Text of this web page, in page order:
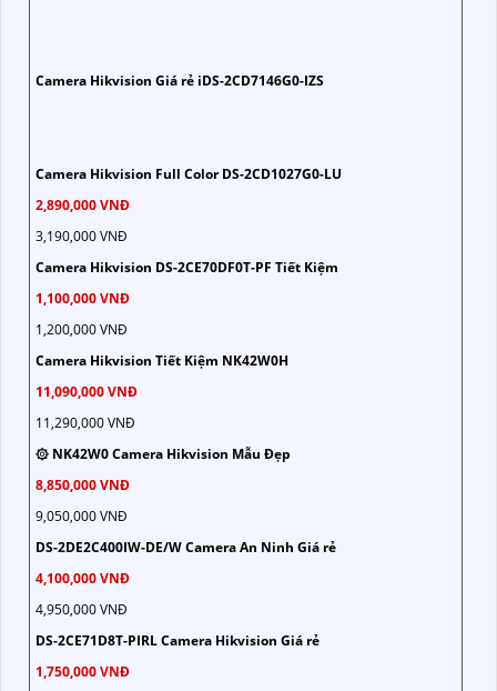
Camera Hikvision Giá rẻ iDS-2CD7146G0-IZS
Camera Hikvision Full Color DS-2CD1027G0-LU
2,890,000 VNĐ
3,190,000 VNĐ
Camera Hikvision DS-2CE70DF0T-PF Tiết Kiệm
1,100,000 VNĐ
1,200,000 VNĐ
Camera Hikvision Tiết Kiệm NK42W0H
11,090,000 VNĐ
11,290,000 VNĐ
۞ NK42W0 Camera Hikvision Mẫu Đẹp
8,850,000 VNĐ
9,050,000 VNĐ
DS-2DE2C400IW-DE/W Camera An Ninh Giá rẻ
4,100,000 VNĐ
4,950,000 VNĐ
DS-2CE71D8T-PIRL Camera Hikvision Giá rẻ
1,750,000 VNĐ